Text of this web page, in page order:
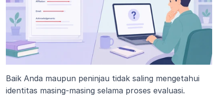
Baik Anda maupun peninjau tidak saling mengetahui
identitas masing-masing selama proses evaluasi.